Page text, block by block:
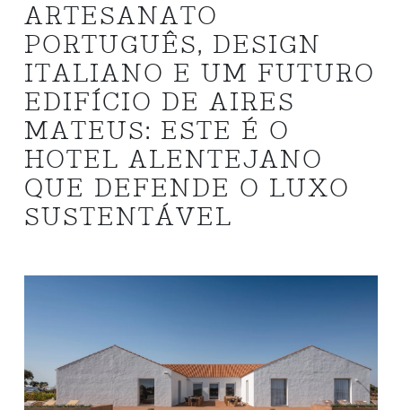
ARTESANATO
PORTUGUÊS, DESIGN
ITALIANO E UM FUTURO
EDIFÍCIO DE AIRES
MATEUS: ESTE É O
HOTEL ALENTEJANO
QUE DEFENDE O LUXO
SUSTENTÁVEL